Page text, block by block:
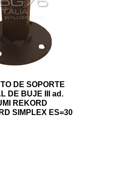
DE SOPORTE
DE BUJE III ad.
REKORD
SIMPLEX ES=30